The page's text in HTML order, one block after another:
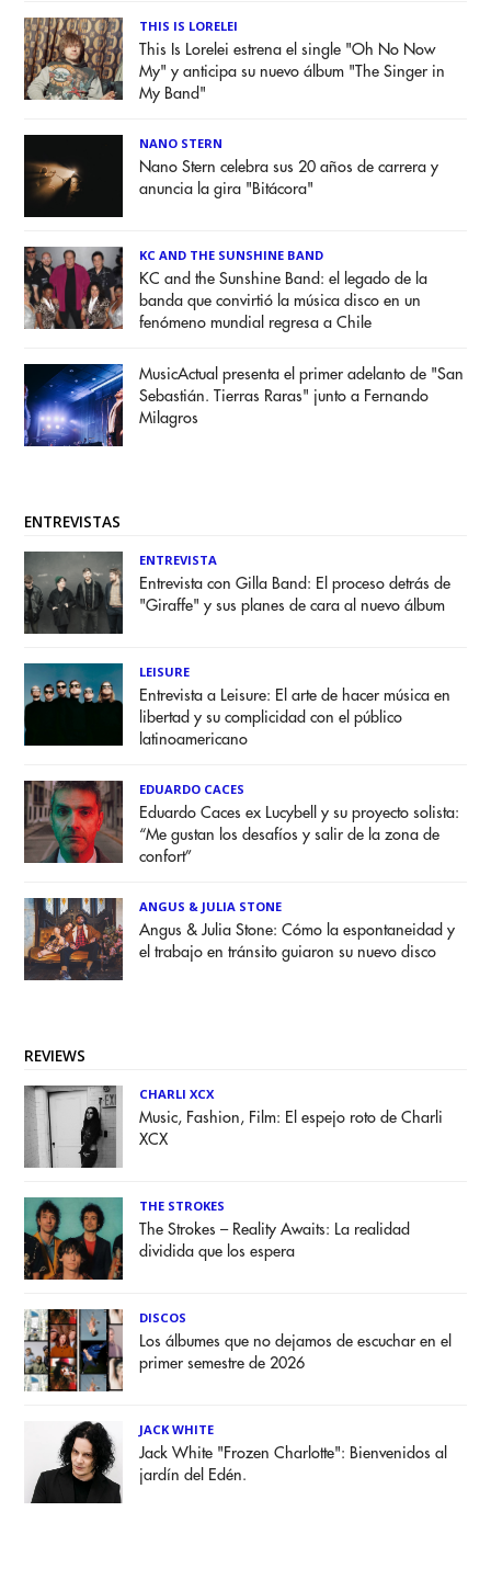
THIS IS LORELEI
This Is Lorelei estrena el single "Oh No Now
My" y anticipa su nuevo álbum "The Singer in
My Band"
NANO STERN
Nano Stern celebra sus 20 años de carrera y
anuncia la gira "Bitácora"
KC AND THE SUNSHINE BAND
KC and the Sunshine Band: el legado de la
banda que convirtió la música disco en un
fenómeno mundial regresa a Chile
MusicActual presenta el primer adelanto de "San
Sebastián. Tierras Raras" junto a Fernando
Milagros
ENTREVISTAS
ENTREVISTA
Entrevista con Gilla Band: El proceso detrás de
"Giraffe" y sus planes de cara al nuevo álbum
LEISURE
Entrevista a Leisure: El arte de hacer música en
libertad y su complicidad con el público
latinoamericano
EDUARDO CACES
Eduardo Caces ex Lucybell y su proyecto solista:
“Me gustan los desafíos y salir de la zona de
confort”
ANGUS & JULIA STONE
Angus & Julia Stone: Cómo la espontaneidad y
el trabajo en tránsito guiaron su nuevo disco
REVIEWS
CHARLI XCX
Music, Fashion, Film: El espejo roto de Charli
XCX
THE STROKES
The Strokes – Reality Awaits: La realidad
dividida que los espera
DISCOS
Los álbumes que no dejamos de escuchar en el
primer semestre de 2026
JACK WHITE
Jack White "Frozen Charlotte": Bienvenidos al
jardín del Edén.